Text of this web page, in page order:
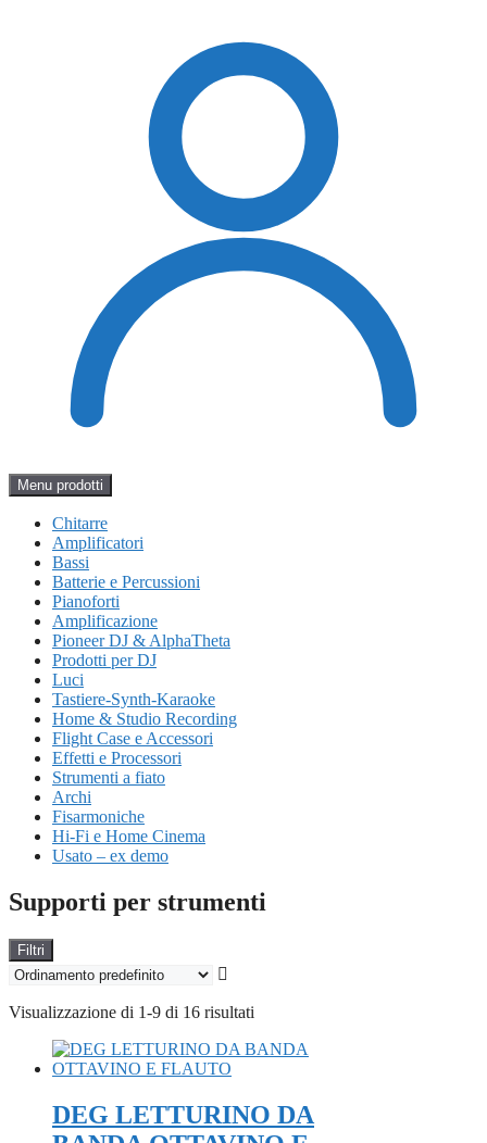
Menu prodotti
Chitarre
Amplificatori
Bassi
Batterie e Percussioni
Pianoforti
Amplificazione
Pioneer DJ & AlphaTheta
Prodotti per DJ
Luci
Tastiere-Synth-Karaoke
Home & Studio Recording
Flight Case e Accessori
Effetti e Processori
Strumenti a fiato
Archi
Fisarmoniche
Hi-Fi e Home Cinema
Usato – ex demo
Supporti per strumenti
Filtri
Visualizzazione di 1-9 di 16 risultati
DEG LETTURINO DA